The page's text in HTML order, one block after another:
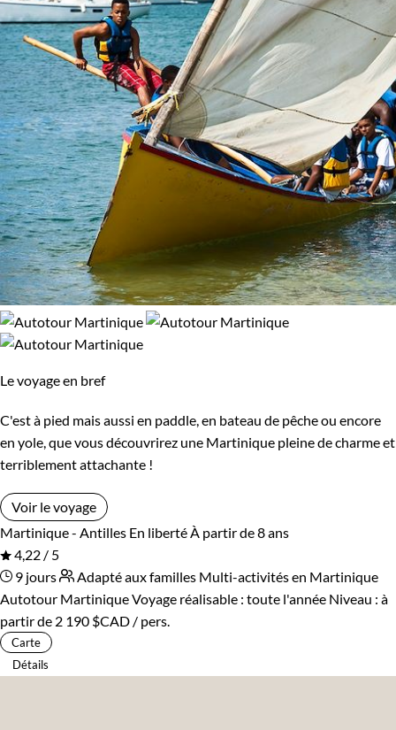
Le voyage en bref
C'est à pied mais aussi en paddle, en bateau de pêche ou encore
en yole, que vous découvrirez une Martinique pleine de charme et
terriblement attachante !
Voir le voyage
Martinique - Antilles En liberté À partir de 8 ans
4,22 / 5
9 jours
Adapté aux familles Multi-activités en Martinique
Autotour MartiniqueVoyage réalisable : toute l'année Niveau : à
partir de 2 190 $CAD / pers.
Carte
Détails